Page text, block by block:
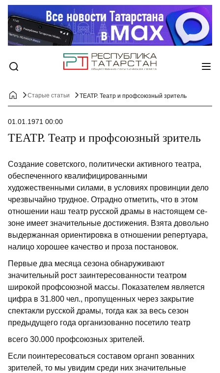
Старые статьи ТЕАТР. Театр и профсоюзный зритель
01.01.1971 00:00
ТЕАТР. Театр и профсоюзный зритель
Создание советского, политически актив­ного театра,
обеспеченного квалифициро­ванными
художественными силами, в усло­виях провинции дело
чрезвычайно трудное. Отрадно отметить, что в этом
отношении наш театр русской драмы в настоящем се­
зоне имеет значительные достижения. Взята довольно
выдержанная ориентировка в отношении репертуара,
налицо хорошее качество и проза постановок.
Первые два месяца сезона обнаружи­вают
значительный рост заинтересован­ности театром
широкой профсоюзной массы. Показателем является
цифра в 31.800 чел., пропущенных через закрытие
спектакли русской драмы, тогда как за весь сезон
предыдущего года организованно посетило театр
всего 30.000 профсоюзных зрителей.
Если поинтересоваться составом органп зованних
зрителей, то мы увидим среди них значительные